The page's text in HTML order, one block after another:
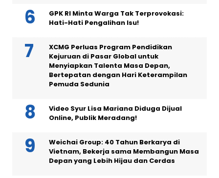
GPK RI Minta Warga Tak Terprovokasi:
Hati-Hati Pengalihan Isu!
XCMG Perluas Program Pendidikan
Kejuruan di Pasar Global untuk
Menyiapkan Talenta Masa Depan,
Bertepatan dengan Hari Keterampilan
Pemuda Sedunia
Video Syur Lisa Mariana Diduga Dijual
Online, Publik Meradang!
Weichai Group: 40 Tahun Berkarya di
Vietnam, Bekerja sama Membangun Masa
Depan yang Lebih Hijau dan Cerdas